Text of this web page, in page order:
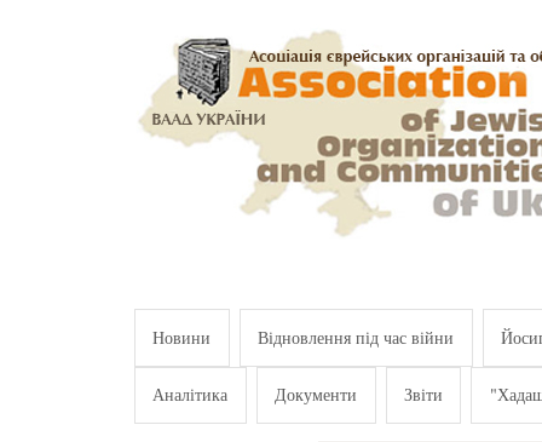
Новини Відновлення під час війни
Аналітика Документи Звіти